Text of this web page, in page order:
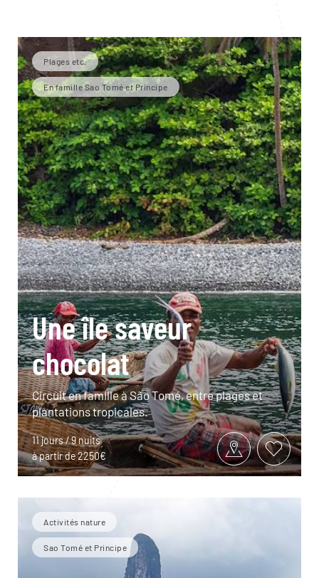
Plages etc.
En famille Sao Tomé et Principe
Une île saveur
chocolat
Circuit en famille à São Tomé, entre plages et
plantations tropicales.
11 jours / 9 nuits
à partir de 2250€
Activités nature
Sao Tomé et Principe